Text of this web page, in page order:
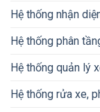
Hệ thống nhận
Hệ thống phân
Hệ thống quản lý
Hệ thống rửa xe,